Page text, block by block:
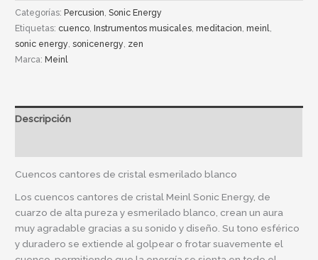
Categorías:Percusion ,Sonic Energy
Etiquetas: cuenco ,Instrumentos musicales ,meditacion ,meinl
sonic energy ,sonicenergy zen
Marca:Meinl
Descripción
Cuencos cantores de cristal esmerilado blanco
Los cuencos cantores de cristal Meinl Sonic Energy, de
cuarzo de alta pureza y esmerilado blanco, crean un aura
muy agradable gracias a su sonido y diseño. Su tono esférico
y duradero se extiende al golpear o frotar suavemente el